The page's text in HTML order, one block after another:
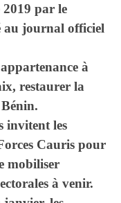
par le
au journal officiel
à
restaurer la
invitent les
Cauris pour
mobiliser
à venir.